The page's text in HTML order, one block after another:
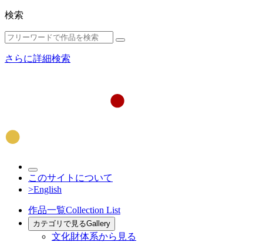
検索
さらに詳細検索
このサイトについて
>English
作品一覧Collection List
カテゴリで見るGallery
文化財体系から見る